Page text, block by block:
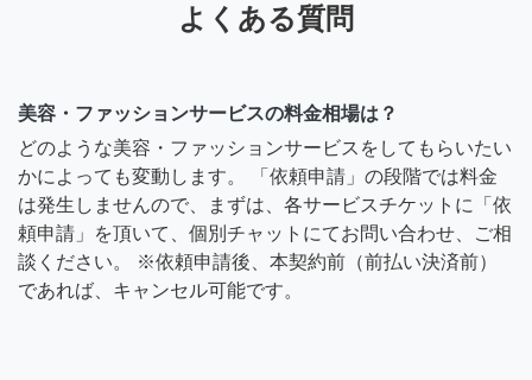
よくある質問
美容・ファッションサービスの料金相場は？
どのような美容・ファッションサービスをしてもらいたい
かによっても変動します。 「依頼申請」の段階では料金
は発生しませんので、まずは、各サービスチケットに「依
頼申請」を頂いて、個別チャットにてお問い合わせ、ご相
談ください。 ※依頼申請後、本契約前（前払い決済前）
であれば、キャンセル可能です。